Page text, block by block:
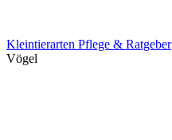
Kleintierarten Pflege & Ratgeber
Vögel